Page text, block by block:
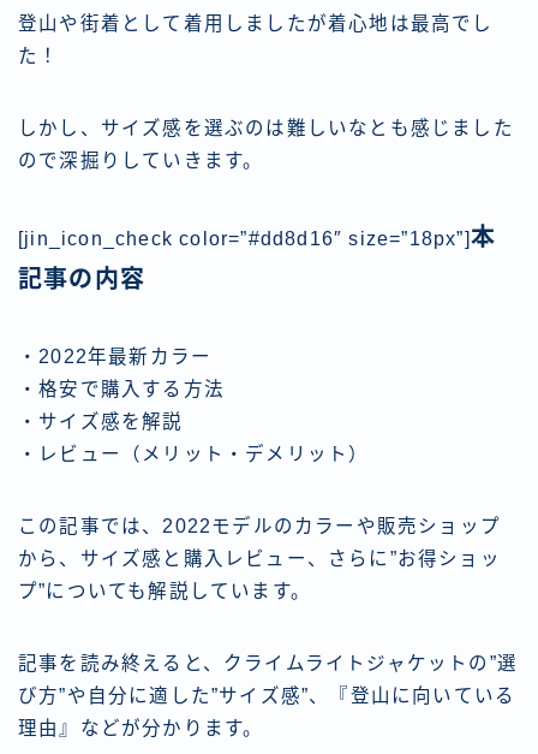
登山や街着として着用しましたが着心地は最高でし
た！
しかし、サイズ感を選ぶのは難しいなとも感じました
ので深掘りしていきます。
[jin_icon_check color=”#dd8d16″ size=”18px”]本
記事の内容
・2022年最新カラー
・格安で購入する方法
・サイズ感を解説
・レビュー（メリット・デメリット）
この記事では、2022モデルのカラーや販売ショップ
から、サイズ感と購入レビュー、さらに”お得ショッ
プ”についても解説しています。
記事を読み終えると、クライムライトジャケットの”選
び方”や自分に適した”サイズ感”、『登山に向いている
理由』などが分かります。